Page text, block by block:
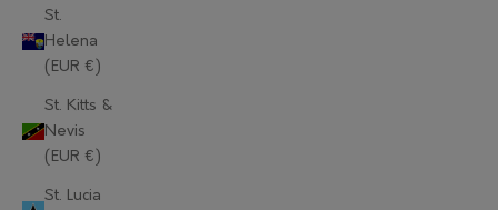
St.
Helena
(EUR €)
St. Kitts &
Nevis
(EUR €)
St. Lucia
Morocco (EUR €)
Mozambique (EUR €)
Myanmar (Burma) (EUR €)
Namibia (EUR €)